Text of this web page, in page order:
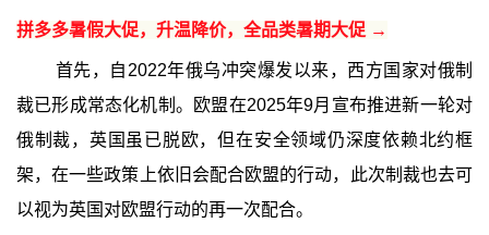
拼多多暑假大促，升温降价，全品类暑期大促 →
首先，自2022年俄乌冲突爆发以来，西方国家对俄制
裁已形成常态化机制。欧盟在2025年9月宣布推进新一轮对
俄制裁，英国虽已脱欧，但在安全领域仍深度依赖北约框
架，在一些政策上依旧会配合欧盟的行动，此次制裁也去可
以视为英国对欧盟行动的再一次配合。